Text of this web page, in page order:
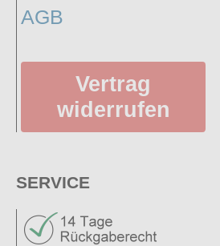
AGB
Vertrag
widerrufen
SERVICE